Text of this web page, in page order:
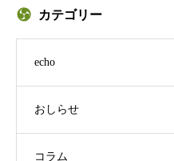
カテゴリー
echo
おしらせ
コラム